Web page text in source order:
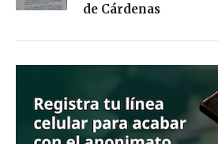
de Cárdenas